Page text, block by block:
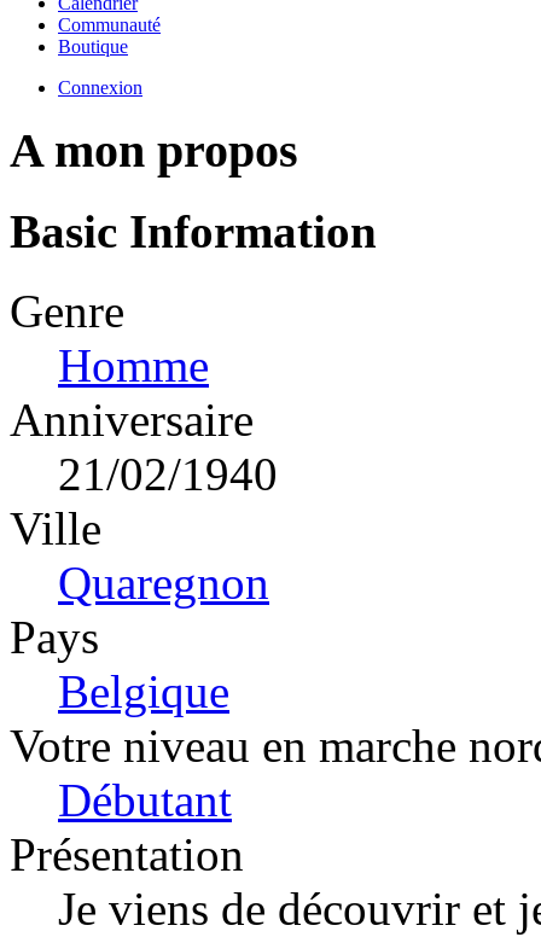
Communauté
Boutique
Connexion
A mon propos
Basic Information
Genre
Homme
Anniversaire
21/02/1940
Ville
Quaregnon
Pays
Belgique
Votre niveau en marche
Débutant
Présentation
Je viens de découvrir et